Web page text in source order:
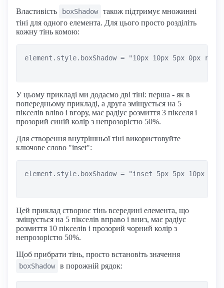
Властивість boxShadow
також підтримує множинні
тіні для одного елемента. Для цього просто розділіть
кожну тінь комою:
element.style.boxShadow = "10px 10px 5px 0px
У цьому прикладі ми додаємо дві тіні: перша - як в
попередньому прикладі, а друга зміщується на 5
пікселів вліво і вгору, має радіус розмиття 3 пікселя і
прозорий синій колір з непрозорістю 50%.
Для створення внутрішньої тіні використовуйте
ключове слово "inset":
element.style.boxShadow = "inset 5px 5px 10px
Цей приклад створює тінь всередині елемента, що
зміщується на 5 пікселів вправо і вниз, має радіус
розмиття 10 пікселів і прозорий чорний колір з
непрозорістю 50%.
Щоб прибрати тінь, просто встановіть значення
boxShadow в порожній рядок: